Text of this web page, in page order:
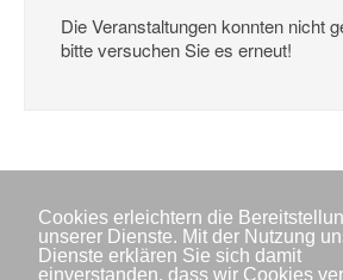
Cookies erleichtern die
unserer Dienste. Mit der Nutzung
Dienste erklären Sie sich damit
einverstanden, dass wir Cookies
Die Veranstaltungen konnten nicht
bitte versuchen Sie es erneut!
Impressum